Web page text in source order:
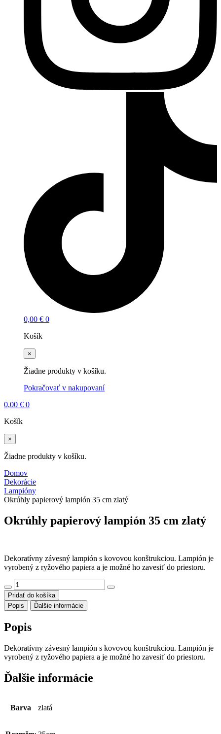
0,00 € 0
Košík
×
Žiadne produkty v košíku.
Pokračovať v nakupovaní
0,00 € 0
Košík
×
Žiadne produkty v košíku.
Domov
Dekorácie
Lampióny
Okrúhly papierový lampión 35 cm zlatý
Okrúhly papierový lampión 35 cm zlatý
Dekoratívny závesný lampión s kovovou konštrukciou. Lampión je
vyrobený z ryžového papiera a je možné ho zavesiť do priestoru.
množstvo
Okrúhly
papierový
lampión
cm
Pridať do košíka
Popis
Ďalšie informácie
Popis
Dekoratívny závesný lampión s kovovou konštrukciou. Lampión je
vyrobený z ryžového papiera a je možné ho zavesiť do priestoru.
Ďalšie informácie
Barva zlatá